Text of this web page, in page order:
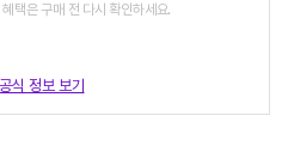
택은 구매 전 다시 확인하세요.
식 정보 보기